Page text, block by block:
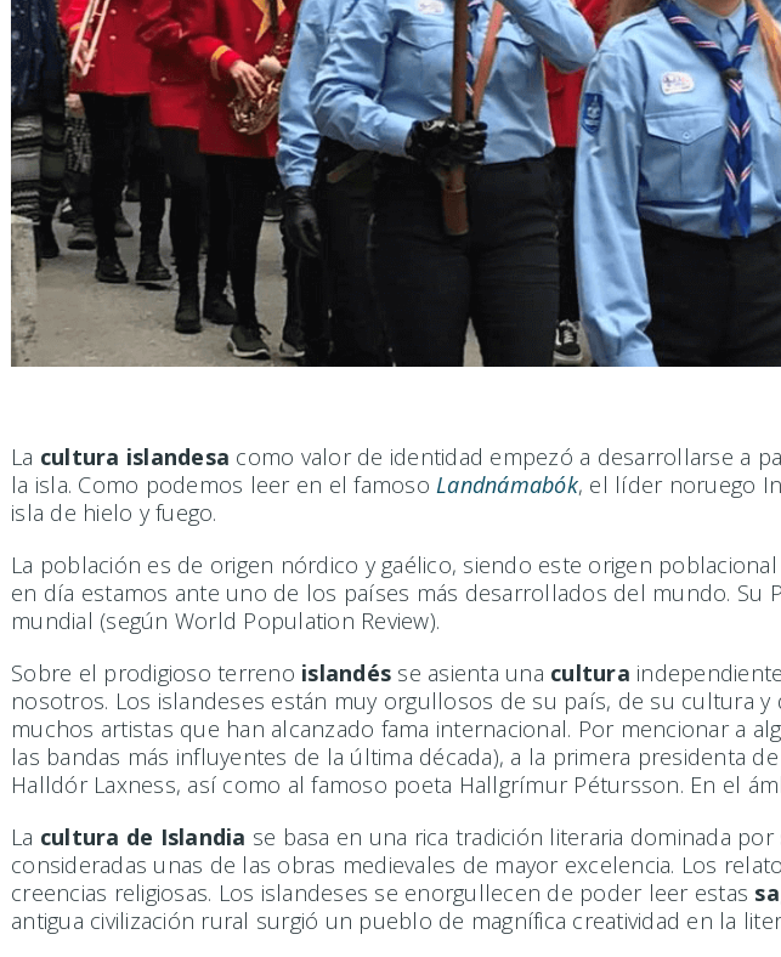
La cultura islandesa como valor de identidad empezó a desarrollarse a
la isla. Como podemos leer en el famoso Landnámabók, el líder noruego
isla de hielo y fuego.
La población es de origen nórdico y gaélico, siendo este origen
en día estamos ante uno de los países más desarrollados del mundo. Su
mundial (según World Population Review).
Sobre el prodigioso terreno islandés se asienta una cultura
nosotros. Los islandeses están muy orgullosos de su país, de su cultura
muchos artistas que han alcanzado fama internacional. Por mencionar a
las bandas más influyentes de la última década), a la primera presidenta
Halldór Laxness, así como al famoso poeta Hallgrímur Pétursson. En el
La cultura de Islandia se basa en una rica tradición literaria dominada por
consideradas unas de las obras medievales de mayor excelencia. Los
creencias religiosas. Los islandeses se enorgullecen de poder leer estas
antigua civilización rural surgió un pueblo de magnífica creatividad en la